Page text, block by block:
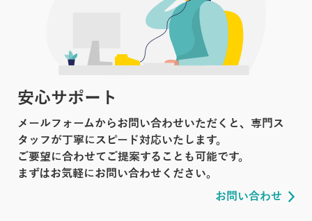
安心サポート
メールフォームからお問い合わせいただくと、専門ス
タッフが丁寧にスピード対応いたします。
ご要望に合わせてご提案することも可能です。
まずはお気軽にお問い合わせください。
お問い合わせ